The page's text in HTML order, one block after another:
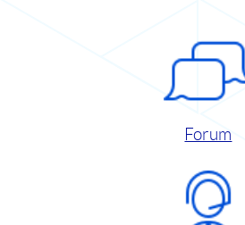
Forum